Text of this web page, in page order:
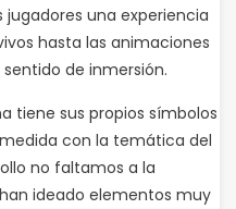
una experiencia
hasta las animaciones
de inmersión.
tiene sus propios símbolos
con la temática del
no faltamos a la
ideado elementos muy